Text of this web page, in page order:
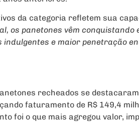
da categoria refletem sua
os panetones vêm conquistando
e maior penetração
recheados se
faturamento de R$ 149,4
foi o que mais agregou valor,